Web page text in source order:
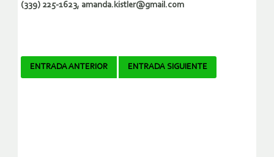
(339) 225-1623, amanda.kistler@gmail.com
Navegador
ENTRADA ANTERIOR ENTRADA SIGUIENTE